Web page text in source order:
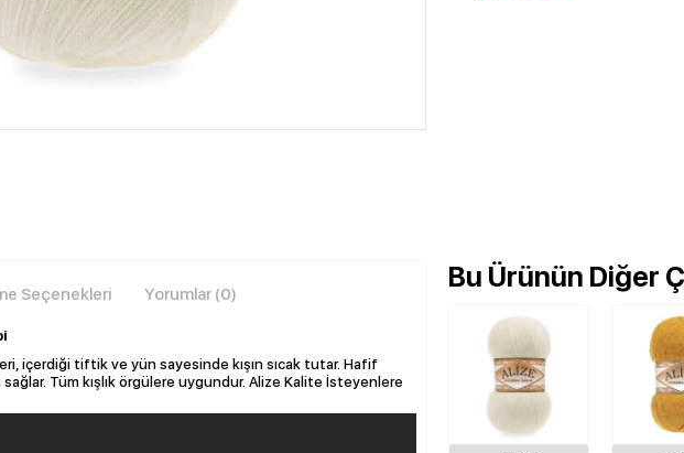
Seçenekleri Yorumlar (0)
içerdiği tiftik ve yün sayesinde kışın sıcak tutar. Hafif
Tüm kışlık örgülere uygundur. Alize Kalite İsteyenlere
Bu Ürünün Diğer